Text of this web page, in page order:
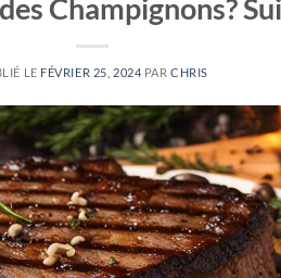
Champignons?
LE FÉVRIER 25, 2024 PARCHRIS